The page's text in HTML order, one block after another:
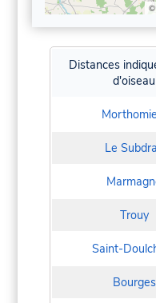
©
Distances
d'oiseau
Le
Trouy
Saint-
Bourges